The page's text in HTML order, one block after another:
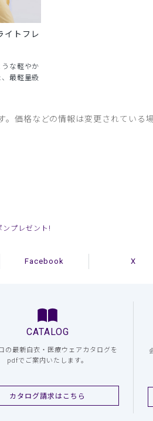
イトフレ
うな軽やか
最軽量級
価格などの情報は変更されている場
ンプレゼント!
Facebook X
CATALOG
の最新白衣・医療ウェアカタログを
pdfでご案内いたします。
カタログ請求はこちら